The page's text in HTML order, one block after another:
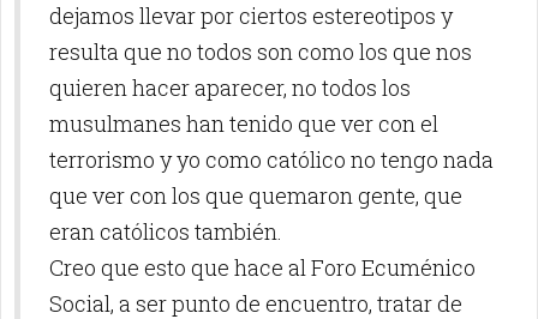
dejamos llevar por ciertos estereotipos y
resulta que no todos son como los que nos
quieren hacer aparecer, no todos los
musulmanes han tenido que ver con el
terrorismo y yo como católico no tengo nada
que ver con los que quemaron gente, que
eran católicos también.
Creo que esto que hace al Foro Ecuménico
Social, a ser punto de encuentro, tratar de